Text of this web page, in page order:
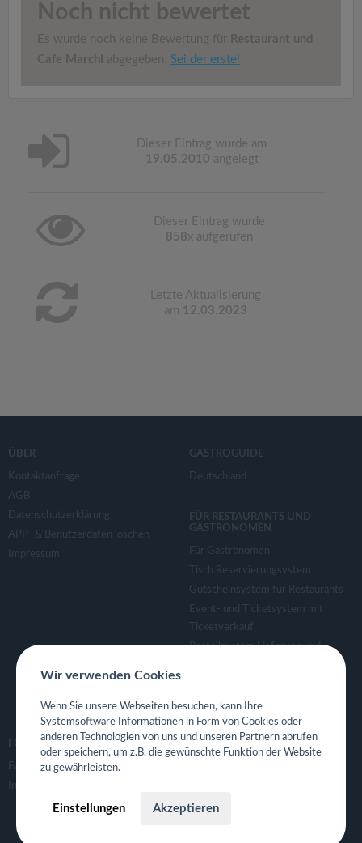
Noch nicht bewertet
Es wurde noch keine Bewertung für Restaurant und
Cafe Marchl
abgegeben. Sei der erste!
Dieser Eintrag wurde am
19.05.2010 angelegt
Dieser Eintrag wurde
858x aufgerufen
Letzte Aktualisierung
am 12.03.2023
ÜBER
Kontaktanfrage
AGB
Datenschutzerklärung
APP- & Benutzerdaten löschen
Impressum
GASTROGUIDE
Deutschland
FÜR RESTAURANTS UND
GASTRONOMEN
Für Gastronomen
Tisch Reservierungsystem
Gutscheinsystem für Restaurants
Event- und Ticketsystem mit
Ticketverkauf
Bestellsystem Lieferung und
Eigene App für Restaurant
FOLGE UNS
Facebook
Instagram
Wir verwenden Cookies
Wenn Sie unsere Webseiten besuchen, kann Ihre
Systemsoftware Informationen in Form von Cookies oder
anderen Technologien von uns und unseren Partnern abrufen
oder speichern, um z.B. die gewünschte Funktion der Website
zu gewährleisten.
Einstellungen Akzeptieren